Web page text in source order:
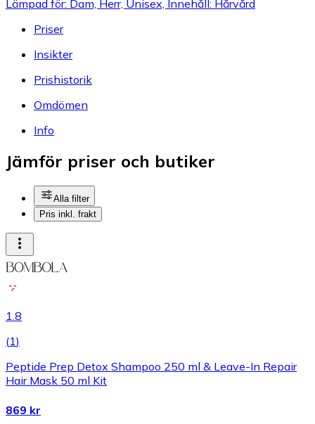
Lämpad för: Dam, Herr, Unisex, Innehåll: Hårvård
Priser
Insikter
Prishistorik
Omdömen
Info
Jämför priser och butiker
Alla filter
Pris inkl. frakt
1.8
(1)
Peptide Prep Detox Shampoo 250 ml & Leave-In Repair
Hair Mask 50 ml Kit
869 kr